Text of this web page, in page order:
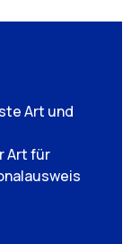
Art und
Art für